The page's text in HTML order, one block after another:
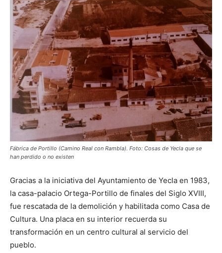
Fábrica de Portillo (Camino Real con Rambla). Foto: Cosas de Yecla que se
han perdido o no existen
Gracias a la iniciativa del Ayuntamiento de Yecla en 1983,
la casa-palacio Ortega-Portillo de finales del Siglo XVIII,
fue rescatada de la demolición y habilitada como Casa de
Cultura. Una placa en su interior recuerda su
transformación en un centro cultural al servicio del
pueblo.